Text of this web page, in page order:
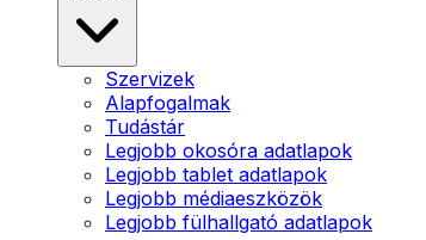
Szervizek
Alapfogalmak
Tudástár
Legjobb okosóra adatlapok
Legjobb tablet adatlapok
Legjobb médiaeszközök
Legjobb fülhallgató adatlapok